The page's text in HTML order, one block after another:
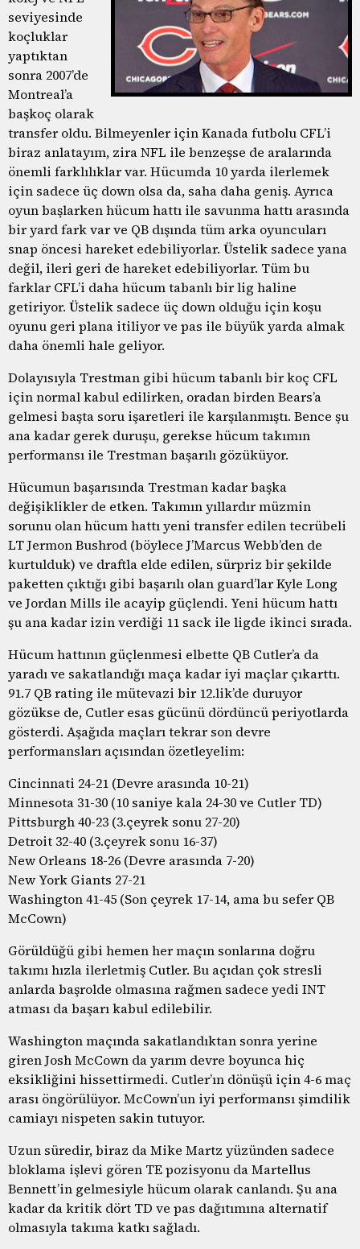
seviyesinde
koçluklar
yaptıktan
sonra 2007’de
Montreal’a
başkoç olarak
transfer oldu. Bilmeyenler için Kanada futbolu CFL’i
biraz anlatayım, zira NFL ile benzeşse de aralarında
önemli farklılıklar var. Hücumda 10 yarda ilerlemek
için sadece üç down olsa da, saha daha geniş. Ayrıca
oyun başlarken hücum hattı ile savunma hattı arasında
bir yard fark var ve QB dışında tüm arka oyuncuları
snap öncesi hareket edebiliyorlar. Üstelik sadece yana
değil, ileri geri de hareket edebiliyorlar. Tüm bu
farklar CFL’i daha hücum tabanlı bir lig haline
getiriyor. Üstelik sadece üç down olduğu için koşu
oyunu geri plana itiliyor ve pas ile büyük yarda almak
daha önemli hale geliyor.
Dolayısıyla Trestman gibi hücum tabanlı bir koç CFL
için normal kabul edilirken, oradan birden Bears’a
gelmesi başta soru işaretleri ile karşılanmıştı. Bence şu
ana kadar gerek duruşu, gerekse hücum takımın
performansı ile Trestman başarılı gözüküyor.
Hücumun başarısında Trestman kadar başka
değişiklikler de etken. Takımın yıllardır müzmin
sorunu olan hücum hattı yeni transfer edilen tecrübeli
LT Jermon Bushrod (böylece J’Marcus Webb’den de
kurtulduk) ve draftla elde edilen, sürpriz bir şekilde
paketten çıktığı gibi başarılı olan guard’lar Kyle Long
ve Jordan Mills ile acayip güçlendi. Yeni hücum hattı
şu ana kadar izin verdiği 11 sack ile ligde ikinci sırada.
Hücum hattının güçlenmesi elbette QB Cutler’a da
yaradı ve sakatlandığı maça kadar iyi maçlar çıkarttı.
91.7 QB rating ile mütevazi bir 12.lik’de duruyor
gözükse de, Cutler esas gücünü dördüncü periyotlarda
gösterdi. Aşağıda maçları tekrar son devre
performansları açısından özetleyelim:
Cincinnati 24-21 (Devre arasında 10-21)
Minnesota 31-30 (10 saniye kala 24-30 ve Cutler TD)
Pittsburgh 40-23 (3.çeyrek sonu 27-20)
Detroit 32-40 (3.çeyrek sonu 16-37)
New Orleans 18-26 (Devre arasında 7-20)
New York Giants 27-21
Washington 41-45 (Son çeyrek 17-14, ama bu sefer QB
McCown)
Görüldüğü gibi hemen her maçın sonlarına doğru
takımı hızla ilerletmiş Cutler. Bu açıdan çok stresli
anlarda başrolde olmasına rağmen sadece yedi INT
atması da başarı kabul edilebilir.
Washington maçında sakatlandıktan sonra yerine
giren Josh McCown da yarım devre boyunca hiç
eksikliğini hissettirmedi. Cutler’ın dönüşü için 4-6 maç
arası öngörülüyor. McCown’un iyi performansı şimdilik
camiayı nispeten sakin tutuyor.
Uzun süredir, biraz da Mike Martz yüzünden sadece
bloklama işlevi gören TE pozisyonu da Martellus
Bennett’in gelmesiyle hücum olarak canlandı. Şu ana
kadar da kritik dört TD ve pas dağıtımına alternatif
olmasıyla takıma katkı sağladı.